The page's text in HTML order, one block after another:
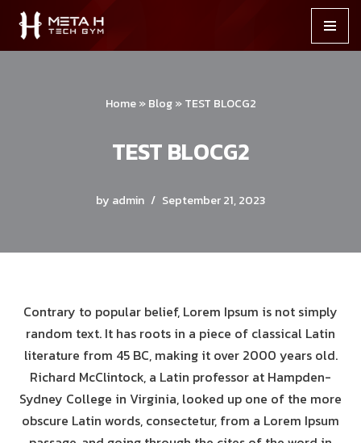
Skip
Home»Blog»TEST BLOCG2
TEST BLOCG2
by admin September 21, 2023
Contrary to popular belief, Lorem Ipsum is not simply
random text. It has roots in a piece of classical Latin
literature from 45 BC, making it over 2000 years old.
Richard McClintock, a Latin professor at Hampden-
Sydney College in Virginia, looked up one of the more
obscure Latin words, consectetur, from a Lorem Ipsum